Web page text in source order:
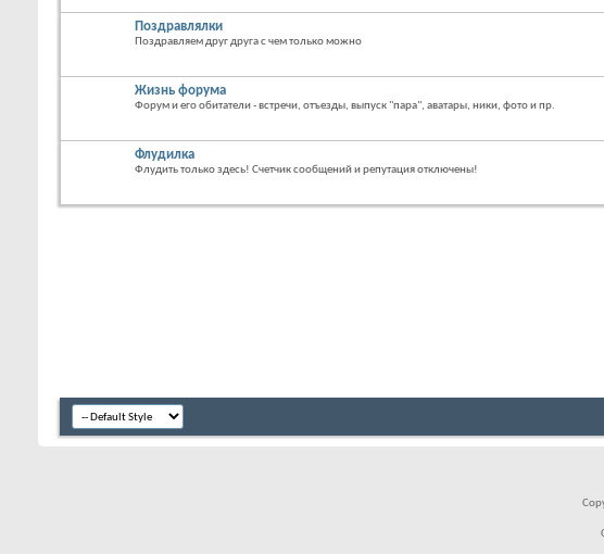
Поздравлялки
Поздравляем друг друга с чем только можно
Жизнь форума
Форум и его обитатели - встречи, отъезды, выпуск "пара", аватары, ники, фото и пр.
Флудилка
Флудить только здесь! Счетчик сообщений и репутация отключены!